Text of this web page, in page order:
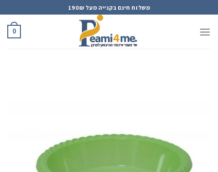
to
content
משלוח חינם בקנייה מעל 190₪
0